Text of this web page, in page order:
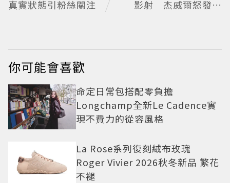
真實狀態引粉絲關注
影射 杰威爾怒發聲
你可能會喜歡
命定日常包搭配零負擔
Longchamp全新Le Cadence實
現不費力的從容風格
La Rose系列復刻絨布玫瑰
Roger Vivier 2026秋冬新品 繁花
不褪